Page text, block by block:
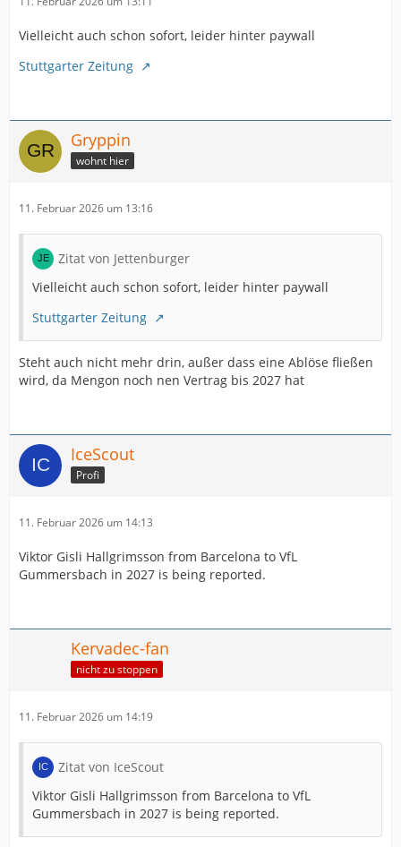
Vielleicht auch schon sofort, leider hinter paywall
Stuttgarter Zeitung
Gryppin
wohnt hier
11. Februar 2026 um 13:16
Zitat von Jettenburger
Vielleicht auch schon sofort, leider hinter paywall
Stuttgarter Zeitung
Steht auch nicht mehr drin, außer dass eine Ablöse fließen
wird, da Mengon noch nen Vertrag bis 2027 hat
IceScout
Profi
11. Februar 2026 um 14:13
Viktor Gisli Hallgrimsson from Barcelona to VfL
Gummersbach in 2027 is being reported.
Kervadec-fan
nicht zu stoppen
11. Februar 2026 um 14:19
Zitat von IceScout
Viktor Gisli Hallgrimsson from Barcelona to VfL
Gummersbach in 2027 is being reported.